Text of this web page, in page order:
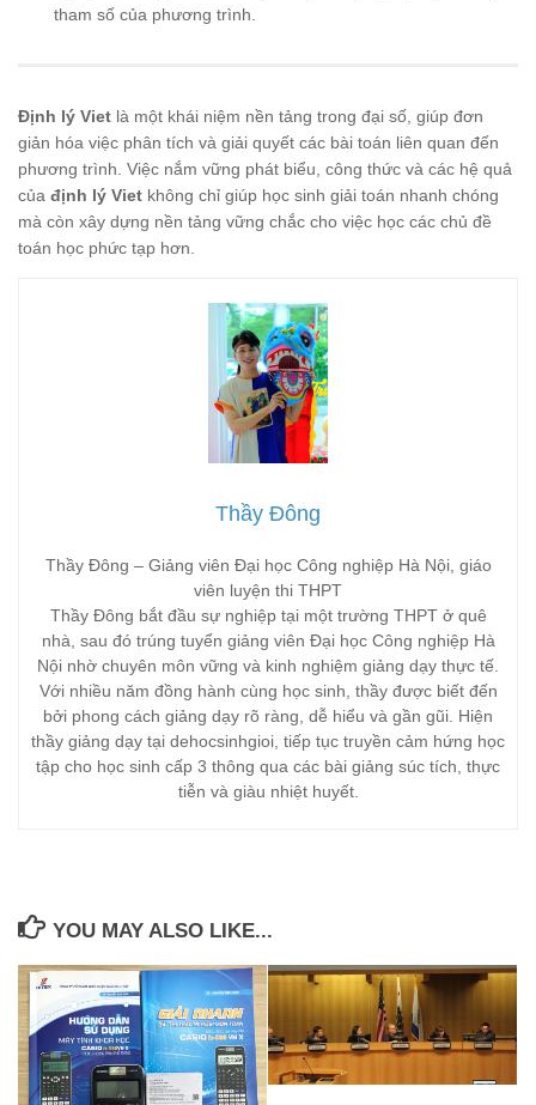
tham số của phương trình.
Định lý Viet là một khái niệm nền tảng trong đại số, giúp đơn
giản hóa việc phân tích và giải quyết các bài toán liên quan đến
phương trình. Việc nắm vững phát biểu, công thức và các hệ quả
của định lý Viet không chỉ giúp học sinh giải toán nhanh chóng
mà còn xây dựng nền tảng vững chắc cho việc học các chủ đề
toán học phức tạp hơn.
Thầy Đông
Thầy Đông – Giảng viên Đại học Công nghiệp Hà Nội, giáo
viên luyện thi THPT
Thầy Đông bắt đầu sự nghiệp tại một trường THPT ở quê
nhà, sau đó trúng tuyển giảng viên Đại học Công nghiệp Hà
Nội nhờ chuyên môn vững và kinh nghiệm giảng dạy thực tế.
Với nhiều năm đồng hành cùng học sinh, thầy được biết đến
bởi phong cách giảng dạy rõ ràng, dễ hiểu và gần gũi. Hiện
thầy giảng dạy tại dehocsinhgioi, tiếp tục truyền cảm hứng học
tập cho học sinh cấp 3 thông qua các bài giảng súc tích, thực
tiễn và giàu nhiệt huyết.
YOU MAY ALSO LIKE...